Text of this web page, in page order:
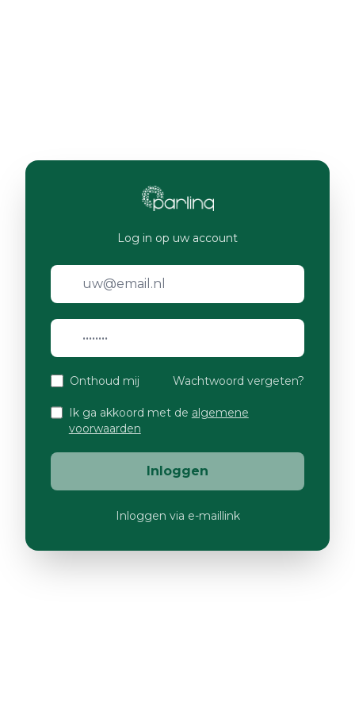
Log in op uw account
Onthoud mij Wachtwoord vergeten?
Ik ga akkoord met de algemene
voorwaarden
Inloggen
Inloggen via e-maillink